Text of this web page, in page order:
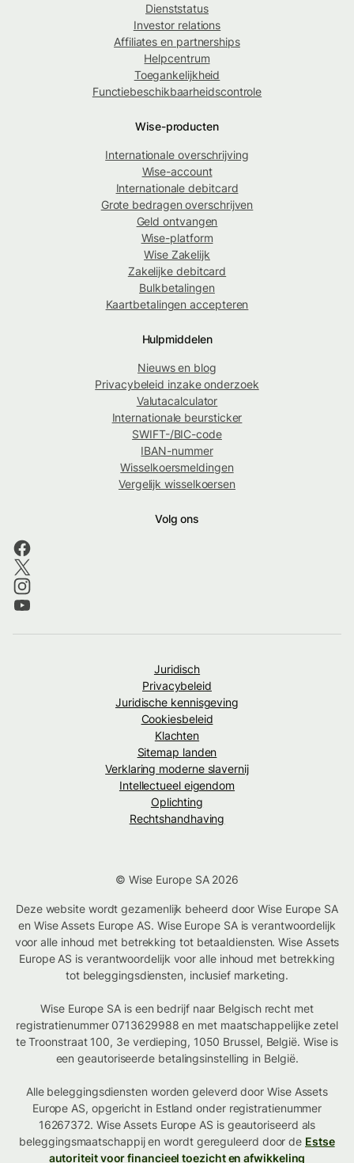
Dienststatus
Investor relations
Affiliates en partnerships
Helpcentrum
Toegankelijkheid
Functiebeschikbaarheidscontrole
Wise-producten
Internationale overschrijving
Wise-account
Internationale debitcard
Grote bedragen overschrijven
Geld ontvangen
Wise-platform
Wise Zakelijk
Zakelijke debitcard
Bulkbetalingen
Kaartbetalingen accepteren
Hulpmiddelen
Nieuws en blog
Privacybeleid inzake onderzoek
Valutacalculator
Internationale beursticker
SWIFT-/BIC-code
IBAN-nummer
Wisselkoersmeldingen
Vergelijk wisselkoersen
Volg ons
Juridisch
Privacybeleid
Juridische kennisgeving
Cookiesbeleid
Klachten
Sitemap landen
Verklaring moderne slavernij
Intellectueel eigendom
Oplichting
Rechtshandhaving
© Wise Europe SA 2026
Deze website wordt gezamenlijk beheerd door Wise Europe SA
en Wise Assets Europe AS. Wise Europe SA is verantwoordelijk
voor alle inhoud met betrekking tot betaaldiensten. Wise Assets
Europe AS is verantwoordelijk voor alle inhoud met betrekking
tot beleggingsdiensten, inclusief marketing.
Wise Europe SA is een bedrijf naar Belgisch recht met
registratienummer 0713629988 en met maatschappelijke zetel
te Troonstraat 100, 3e verdieping, 1050 Brussel, België. Wise is
een geautoriseerde betalingsinstelling in België.
Alle beleggingsdiensten worden geleverd door Wise Assets
Europe AS, opgericht in Estland onder registratienummer
16267372. Wise Assets Europe AS is geautoriseerd als
beleggingsmaatschappij en wordt gereguleerd door de Estse
autoriteit voor financieel toezicht en afwikkeling